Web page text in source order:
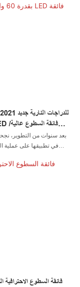
بعد سنوات من التطوير،
في تطبيقها على عملية